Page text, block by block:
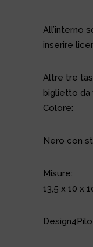
All’interno
inserire
Altre tre
biglietto da
Colore:
Nero con
Misure:
13,5 x 10 x